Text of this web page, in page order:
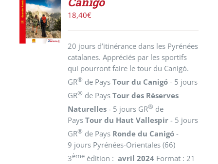
AU
PANIER
/
DÉTAILS
18,40€
20 jours d’itinérance dans les Pyrénées
catalanes. Appréciés par les sportifs
qui pourront faire le tour du Canigó.
GR® de PaysTour du Canigó - 5 jours
GR® de PaysTour des Réserves
Naturelles - 5 jours GR® de
PaysTour du Haut Vallespir - 5 jours
GR® de Pays Ronde du Canigó -
9 jours Pyrénées-Orientales (66)
3ème édition : avril 2024 Format : 21